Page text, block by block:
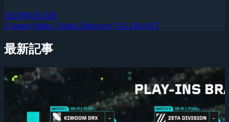
2025年9月26日
Counter-Strike: Global Offensive VALORANT
最新記事